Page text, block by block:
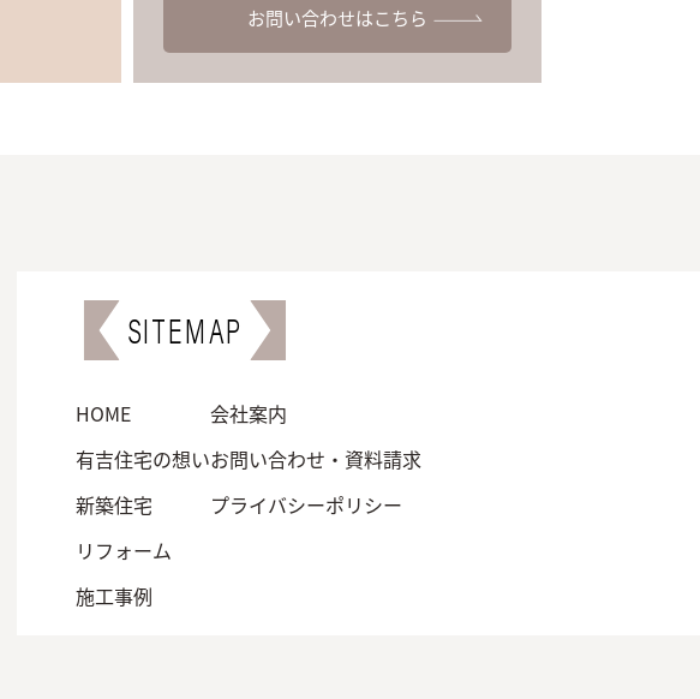
お問い合わせはこちら
SITEMAP
HOME
有吉住宅の想い
新築住宅
リフォーム
施工事例
会社案内
お問い合わせ・資料請求
プライバシーポリシー